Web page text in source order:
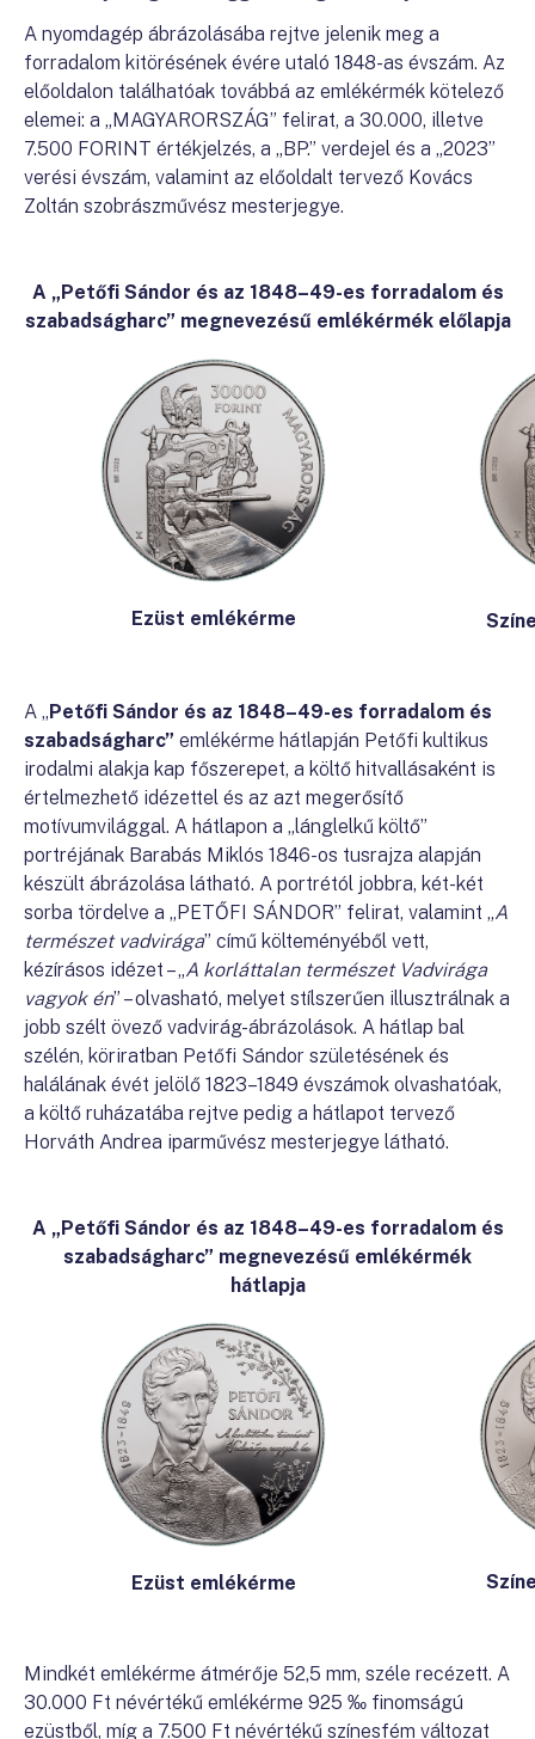
A nyomdagép ábrázolásába rejtve jelenik meg a
forradalom kitörésének évére utaló 1848-as évszám. Az
előoldalon találhatóak továbbá az emlékérmék kötelező
elemei: a „MAGYARORSZÁG” felirat, a 30.000, illetve
7.500 FORINT értékjelzés, a „BP.” verdejel és a „2023”
verési évszám, valamint az előoldalt tervező Kovács
Zoltán szobrászművész mesterjegye.
A „Petőfi Sándor és az 1848–49-es forradalom és
szabadságharc” megnevezésű emlékérmék előlapja
Ezüst emlékérme
A „Petőfi Sándor és az 1848–49-es forradalom és
szabadságharc” emlékérme hátlapján Petőfi kultikus
irodalmi alakja kap főszerepet, a költő hitvallásaként is
értelmezhető idézettel és az azt megerősítő
motívumvilággal. A hátlapon a „lánglelkű költő”
portréjának Barabás Miklós 1846-os tusrajza alapján
készült ábrázolása látható. A portrétól jobbra, két-két
sorba tördelve a „PETŐFI SÁNDOR” felirat, valamint „A
természet vadvirága” című költeményéből vett,
kézírásos idézet – „A korláttalan természet Vadvirága
vagyok én” – olvasható, melyet stílszerűen illusztrálnak a
jobb szélt övező vadvirág-ábrázolások. A hátlap bal
szélén, köriratban Petőfi Sándor születésének és
halálának évét jelölő 1823–1849 évszámok olvashatóak,
a költő ruházatába rejtve pedig a hátlapot tervező
Horváth Andrea iparművész mesterjegye látható.
A „Petőfi Sándor és az 1848–49-es forradalom és
szabadságharc” megnevezésű emlékérmék
hátlapja
Ezüst emlékérme
Mindkét emlékérme átmérője 52,5 mm, széle recézett. A
30.000 Ft névértékű emlékérme 925 ‰ finomságú
ezüstből, míg a 7.500 Ft névértékű színesfém változat